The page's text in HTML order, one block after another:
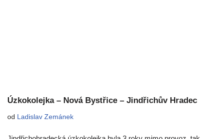
Úzkokolejka – Nová Bystřice – Jindřichův Hradec
od Ladislav Zemánek